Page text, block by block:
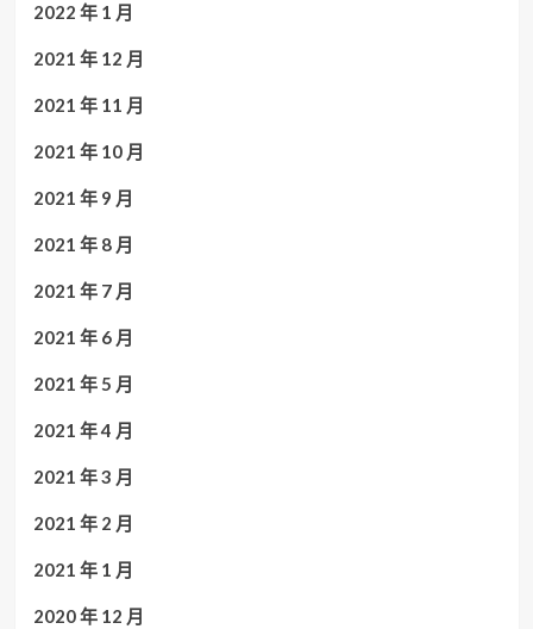
2022 年 1 月
2021 年 12 月
2021 年 11 月
2021 年 10 月
2021 年 9 月
2021 年 8 月
2021 年 7 月
2021 年 6 月
2021 年 5 月
2021 年 4 月
2021 年 3 月
2021 年 2 月
2021 年 1 月
2020 年 12 月